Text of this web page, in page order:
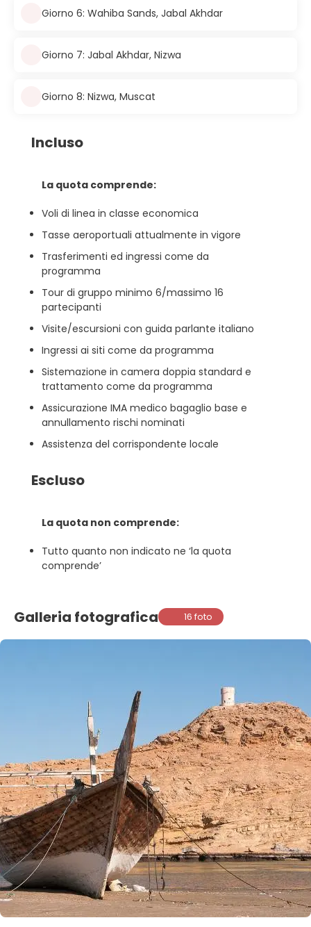
Giorno 6: Wahiba Sands, Jabal Akhdar
Giorno 7: Jabal Akhdar, Nizwa
Giorno 8: Nizwa, Muscat
Incluso
La quota comprende:
Voli di linea in classe economica
Tasse aeroportuali attualmente in vigore
Trasferimenti ed ingressi come da
programma
Tour di gruppo minimo 6/massimo 16
partecipanti
Visite/escursioni con guida parlante italiano
Ingressi ai siti come da programma
Sistemazione in camera doppia standard e
trattamento come da programma
Assicurazione IMA medico bagaglio base e
annullamento rischi nominati
Assistenza del corrispondente locale
Escluso
La quota non comprende:
Tutto quanto non indicato ne ‘la quota
comprende’
Galleria fotografica 16 foto